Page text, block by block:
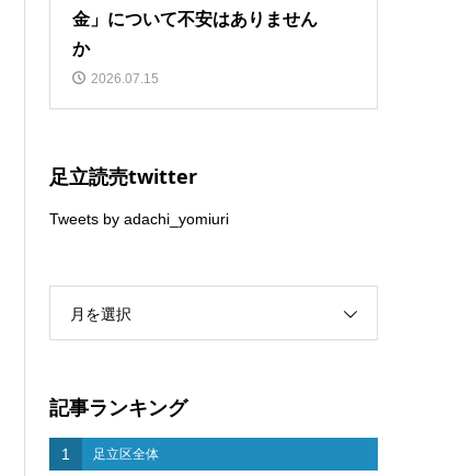
金」について不安はありません
か
2026.07.15
足立読売twitter
Tweets by adachi_yomiuri
月を選択
記事ランキング
1 足立区全体